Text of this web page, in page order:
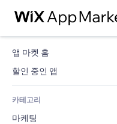
앱 마켓 홈
할인 중인 앱
카테고리
마케팅